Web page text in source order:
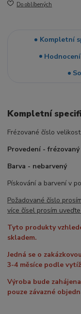
Do oblíbených
Kompletní
Hodnocení
Kompletní
Frézované číslo
Provedení - frézovaný
Barva - nebarvený
Pískování a barvení v
Požadované číslo
více čísel prosím
Tyto produkty
skladem.
Jedná se o
3-4 měsíce podle
Výroba bude
pouze závazné